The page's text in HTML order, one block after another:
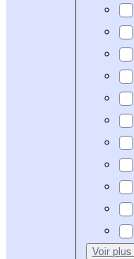
Voir plus